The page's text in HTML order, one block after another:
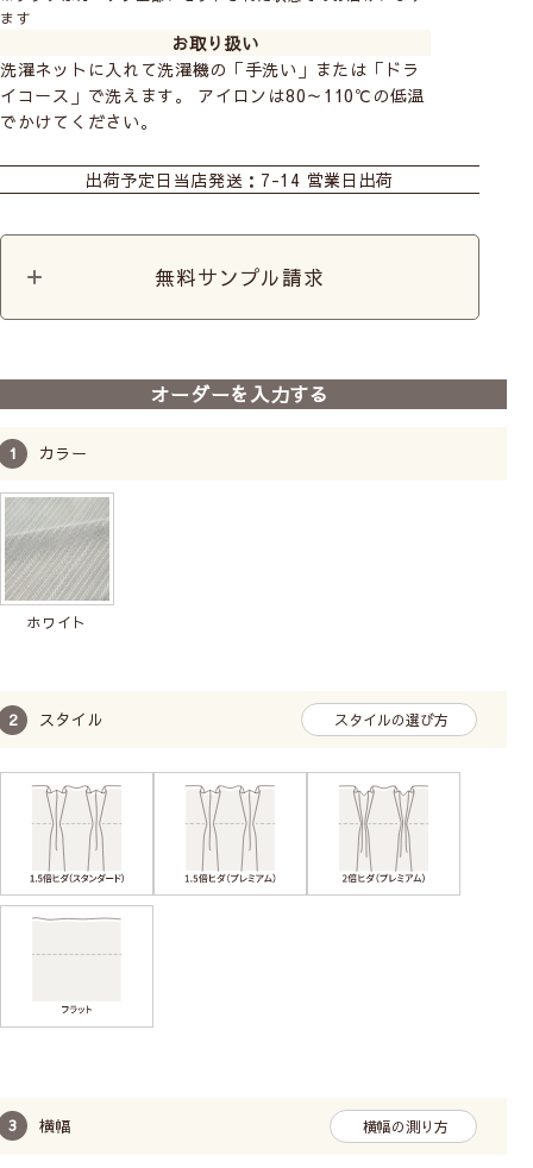
ます
お取り扱い
洗濯ネットに入れて洗濯機の「手洗い」または「ドラ
イコース」で洗えます。 アイロンは80～110℃の低温
でかけてください。
出荷予定日 当店発送：7-14 営業日出荷
無料サンプル請求
オーダーを入力する
カラー
ホワイト
スタイル スタイルの選び方
横幅 横幅の測り方